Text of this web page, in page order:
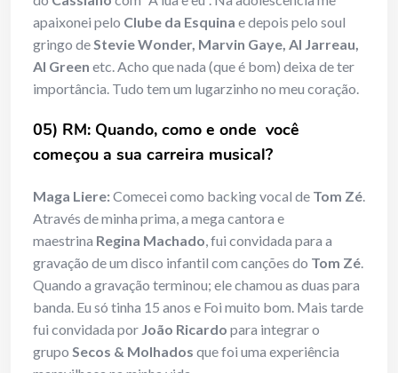
apaixonei pelo Clube da Esquina e depois pelo soul
gringo deStevie Wonder, Marvin Gaye, Al Jarreau,
Al Green etc. Acho que nada (que é bom) deixa de ter
importância. Tudo tem um lugarzinho no meu coração.
05) RM: Quando, como e onde você
começou a sua carreira musical?
Maga Liere:Comecei como backing vocal de Tom Zé.
Através de minha prima, a mega cantora e
maestrina Regina Machado, fui convidada para a
gravação de um disco infantil com canções do Tom Zé.
Quando a gravação terminou; ele chamou as duas para
banda. Eu só tinha 15 anos e Foi muito bom. Mais tarde
fui convidada por João Ricardo para integrar o
grupo Secos & Molhados que foi uma experiência